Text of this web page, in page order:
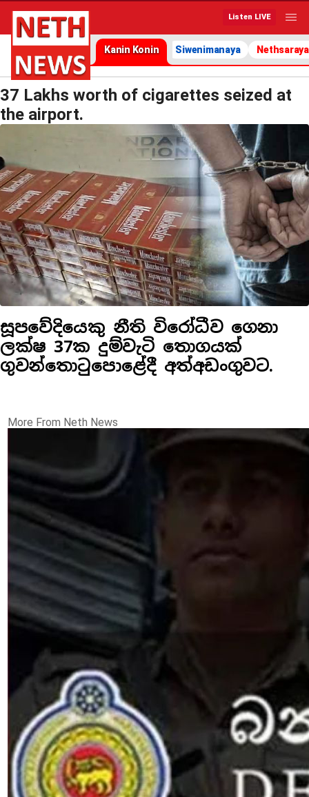
Listen LIVE
Kanin Konin Siwenimanaya Nethsaraya
37 Lakhs worth of cigarettes seized at
the airport.
සූපවේදියෙකු නීති විරෝධීව ගෙනා
ලක්ෂ 37ක දුම්වැටි තොගයක්
ගුවන්තොටුපොළේදී අත්අඩංගුවට.
More From Neth News